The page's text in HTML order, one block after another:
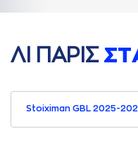
ΛΙ ΠAΡΙΣ
Stoiximan GBL 2025-